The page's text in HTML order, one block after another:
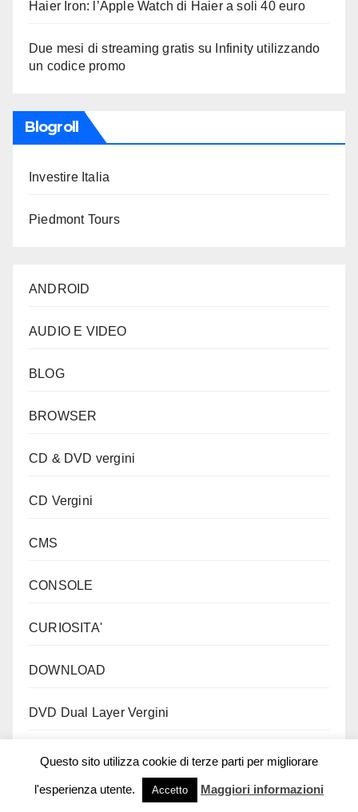
Haier Iron: l’Apple Watch di Haier a soli 40 euro
Due mesi di streaming gratis su Infinity utilizzando
un codice promo
Blogroll
Investire Italia
Piedmont Tours
ANDROID
AUDIO E VIDEO
BLOG
BROWSER
CD & DVD vergini
CD Vergini
CMS
CONSOLE
CURIOSITA'
DOWNLOAD
DVD Dual Layer Vergini
DVD Vergini
GADGET
Questo sito utilizza cookie di terze parti per migliorare
l'esperienza utente. Accetto Maggiori informazioni